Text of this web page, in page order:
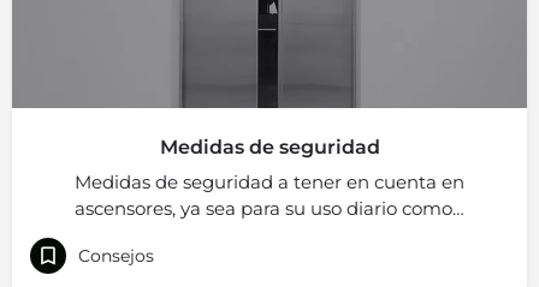
Medidas de seguridad
Medidas de seguridad a tener en cuenta en
ascensores, ya sea para su uso diario como…
Consejos